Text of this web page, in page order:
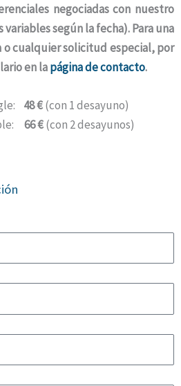
negociadas con nuestro
según la fecha). Para una
o cualquier solicitud especial, por
en lapágina de contacto.
48 €(con 1 desayuno)
66 €(con 2 desayunos)